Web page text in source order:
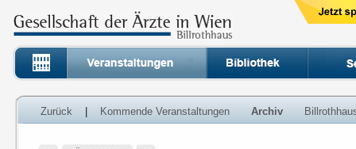
Zurück Kommende Veranstaltungen Archiv